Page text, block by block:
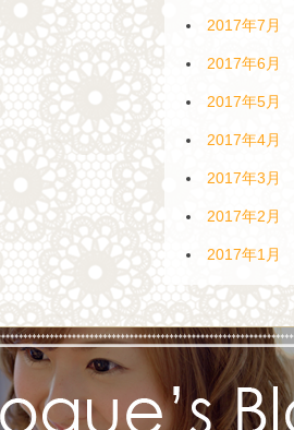
2017年7月
2017年6月
2017年5月
2017年4月
2017年3月
2017年2月
2017年1月